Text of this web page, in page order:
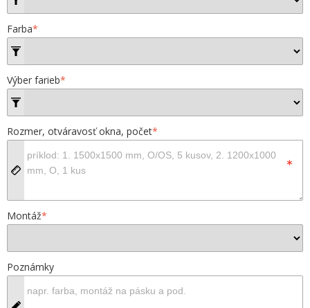
Farba*
Výber farieb*
Rozmer, otváravosť okna, počet*
Montáž*
Poznámky